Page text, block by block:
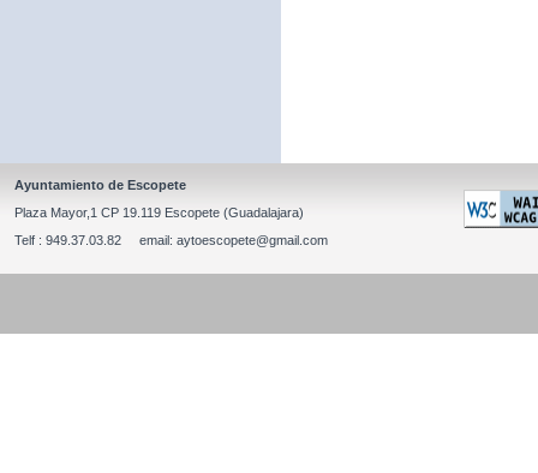
Ayuntamiento de Escopete
Plaza Mayor,1 CP 19.119 Escopete (Guadalajara)
Telf : 949.37.03.82 email: aytoescopete@gmail.com